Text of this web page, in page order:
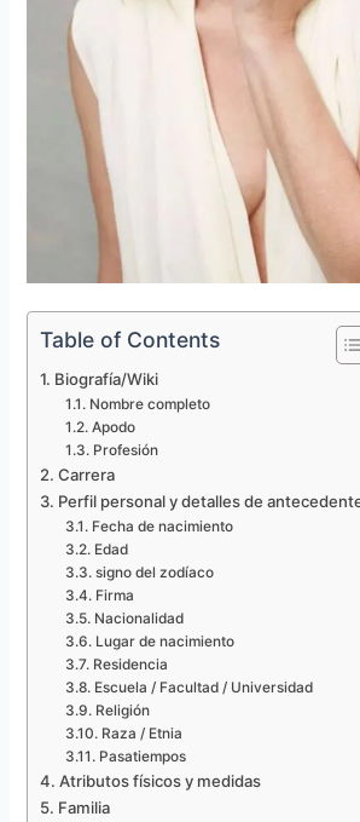
Table of Contents
Biografía/Wiki
Nombre completo
Apodo
Profesión
Carrera
Perfil personal y detalles de
Fecha de nacimiento
Edad
signo del zodíaco
Firma
Nacionalidad
Lugar de nacimiento
Residencia
Escuela / Facultad / Universidad
Religión
Raza / Etnia
Pasatiempos
Atributos físicos y medidas
Familia